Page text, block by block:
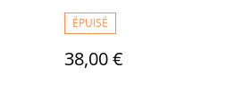
ÉPUISÉ
38,00 €